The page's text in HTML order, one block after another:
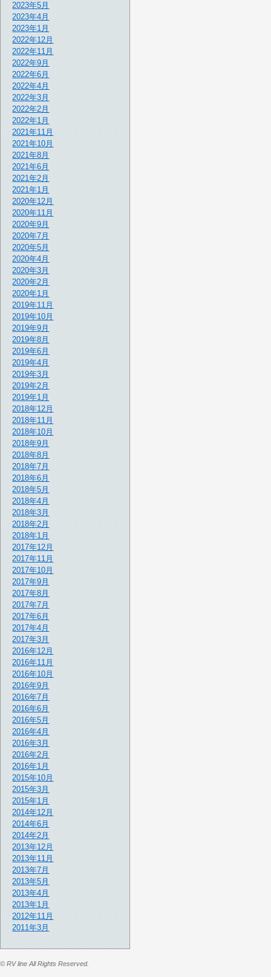
2023年5月
2023年4月
2023年1月
2022年12月
2022年11月
2022年9月
2022年6月
2022年4月
2022年3月
2022年2月
2022年1月
2021年11月
2021年10月
2021年8月
2021年6月
2021年2月
2021年1月
2020年12月
2020年11月
2020年9月
2020年7月
2020年5月
2020年4月
2020年3月
2020年2月
2020年1月
2019年11月
2019年10月
2019年9月
2019年8月
2019年6月
2019年4月
2019年3月
2019年2月
2019年1月
2018年12月
2018年11月
2018年10月
2018年9月
2018年8月
2018年7月
2018年6月
2018年5月
2018年4月
2018年3月
2018年2月
2018年1月
2017年12月
2017年11月
2017年10月
2017年9月
2017年8月
2017年7月
2017年6月
2017年4月
2017年3月
2016年12月
2016年11月
2016年10月
2016年9月
2016年7月
2016年6月
2016年5月
2016年4月
2016年3月
2016年2月
2016年1月
2015年10月
2015年3月
2015年1月
2014年12月
2014年6月
2014年2月
2013年12月
2013年11月
2013年7月
2013年5月
2013年4月
2013年1月
2012年11月
2011年3月
© RV line All Rights Reserved.